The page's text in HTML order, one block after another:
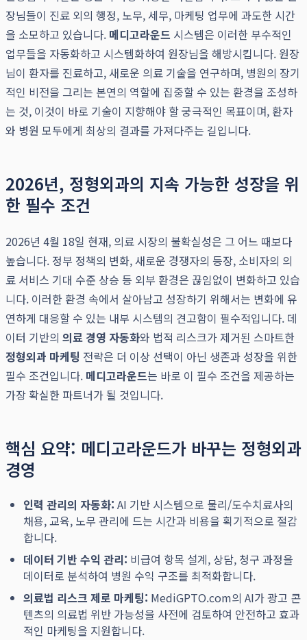
장님들이 진료 외의 행정, 노무, 세무, 마케팅 업무에 과도한 시간
을 소모하고 있습니다. 메디고라운드 시스템은 이러한 부수적인
업무들을 자동화하고 시스템화하여 원장님을 해방시킵니다. 원장
님이 환자를 진료하고, 새로운 의료 기술을 연구하며, 병원의 장기
적인 비전을 그리는 본연의 역할에 집중할 수 있는 환경을 조성하
는 것, 이것이 바로 기술이 지향해야 할 궁극적인 목표이며, 환자
와 병원 모두에게 최상의 결과를 가져다주는 길입니다.
2026년, 정형외과의 지속 가능한 성장을 위
한 필수 조건
2026년 4월 18일 현재, 의료 시장의 불확실성은 그 어느 때보다
높습니다. 정부 정책의 변화, 새로운 경쟁자의 등장, 소비자의 의
료 서비스 기대 수준 상승 등 외부 환경은 끊임없이 변화하고 있습
니다. 이러한 환경 속에서 살아남고 성장하기 위해서는 변화에 유
연하게 대응할 수 있는 내부 시스템의 견고함이 필수적입니다. 데
이터 기반의 의료 경영 자동화와 법적 리스크가 제거된 스마트한
정형외과 마케팅 전략은 더 이상 선택이 아닌 생존과 성장을 위한
필수 조건입니다. 메디고라운드는 바로 이 필수 조건을 제공하는
가장 확실한 파트너가 될 것입니다.
핵심 요약: 메디고라운드가 바꾸는 정형외과
경영
인력 관리의 자동화: AI 기반 시스템으로 물리/도수치료사의
채용, 교육, 노무 관리에 드는 시간과 비용을 획기적으로 절감
합니다.
데이터 기반 수익 관리: 비급여 항목 설계, 상담, 청구 과정을
데이터로 분석하여 병원 수익 구조를 최적화합니다.
의료법 리스크 제로 마케팅: MediGPTO.com의 AI가 광고 콘
텐츠의 의료법 위반 가능성을 사전에 검토하여 안전하고 효과
적인 마케팅을 지원합니다.